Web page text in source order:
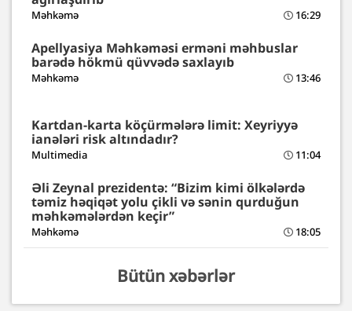
Məhkəmə 16:29
Apellyasiya Məhkəməsi erməni məhbuslar
barədə hökmü qüvvədə saxlayıb
Məhkəmə 13:46
Kartdan-karta köçürmələrə limit: Xeyriyyə
ianələri risk altındadır?
Multimedia 11:04
Əli Zeynal prezidentə: “Bizim kimi ölkələrdə
təmiz həqiqət yolu çikli və sənin qurduğun
məhkəmələrdən keçir”
Məhkəmə 18:05
Bütün xəbərlər